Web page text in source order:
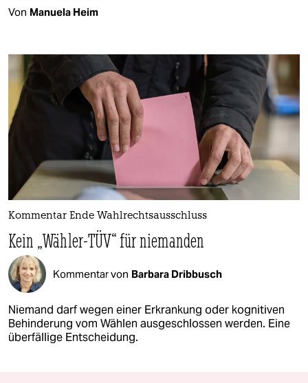
Von Manuela Heim
Kommentar Ende Wahlrechtsausschluss
Kein „Wähler-TÜV“ für niemanden
Kommentar von Barbara Dribbusch
Niemand darf wegen einer Erkrankung oder kognitiven
Behinderung vom Wählen ausgeschlossen werden. Eine
überfällige Entscheidung.